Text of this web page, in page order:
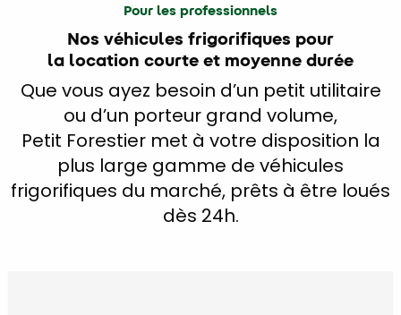
Pour les professionnels
Nos véhicules frigorifiques pour
la location courte et moyenne durée
Que vous ayez besoin d’un petit utilitaire
ou d’un porteur grand volume,
Petit Forestier met à votre disposition la
plus large gamme de véhicules
frigorifiques du marché, prêts à être loués
dès 24h.